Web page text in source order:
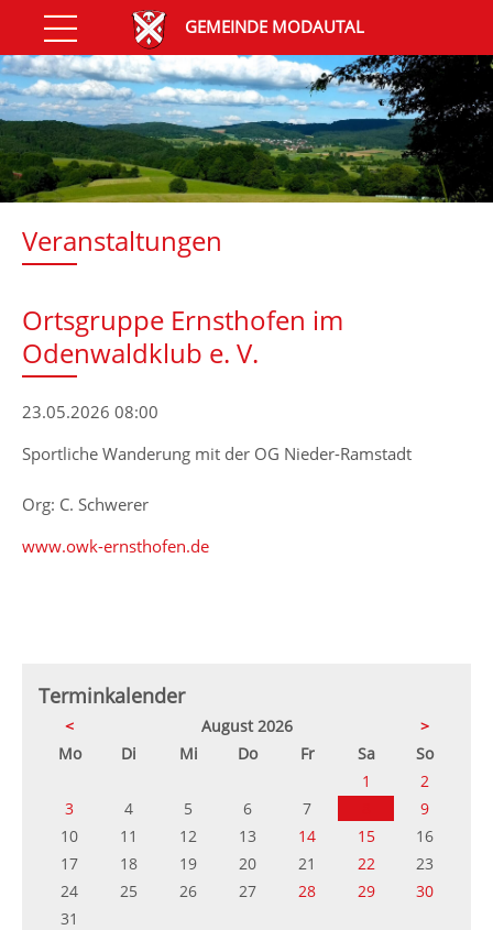
GEMEINDE MODAUTAL
Veranstaltungen
Ortsgruppe Ernsthofen im
Odenwaldklub e. V.
23.05.2026 08:00
Sportliche Wanderung mit der OG Nieder-Ramstadt
Org: C. Schwerer
www.owk-ernsthofen.de
Terminkalender
< August 2026
>
Montag Di enstagMittwochDonnerstag
Freitag SamstagSonntag
1
2
3
4 5 6 7
9
10
11 12 13 14 15
16
17
18 19 20 21 22
23
24
25 26 27 28 29
30
31